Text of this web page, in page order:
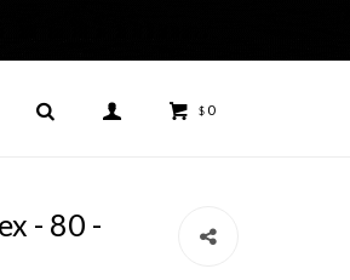
$ 0
- 80 -